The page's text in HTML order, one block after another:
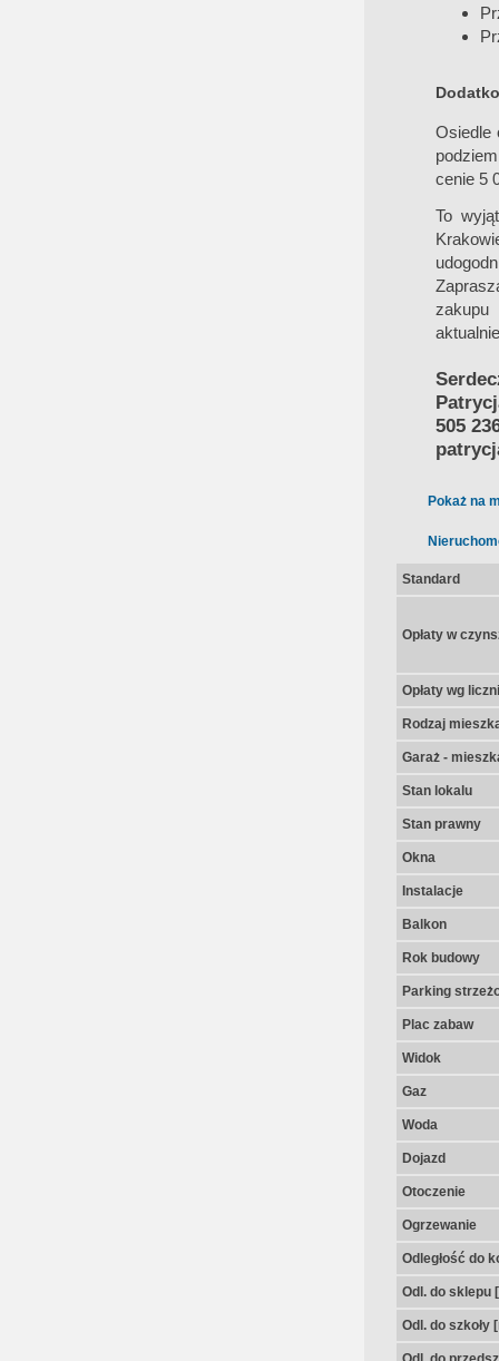
Osiedle
cenie 5
To
505
Pokaż na
Standard
Opłaty w
Opłaty wg
Rodzaj
Garaż -
Stan lokalu
Stan prawny
Okna
Instalacje
Balkon
Rok budowy
Parking
Plac zabaw
Widok
Gaz
Woda
Dojazd
Otoczenie
Ogrzewanie
Odległość do
Odl. do sklepu
Odl. do szkoły